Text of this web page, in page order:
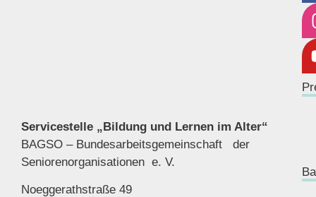
Servicestelle „Bildung und Lernen im Alter“
BAGSO – Bundesarbeitsgemeinschaft der
Seniorenorganisationen e. V.
Noeggerathstraße 49